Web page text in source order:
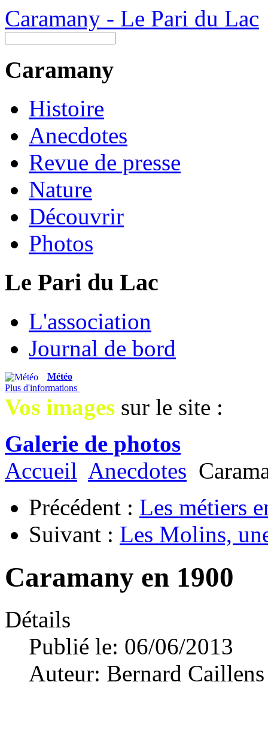
Caramany - Le Pari du Lac
Caramany
Histoire
Anecdotes
Revue de presse
Nature
Découvrir
Photos
Le Pari du Lac
L'association
Journal de bord
Météo
Plus d'informations
Vos images sur le site :
Galerie de photos
Accueil Anecdotes
Précédent : Les métiers
Suivant : Les Molins,
Caramany en 1900
Détails
Publié le: 06/06/2013
Auteur: Bernard Caillens